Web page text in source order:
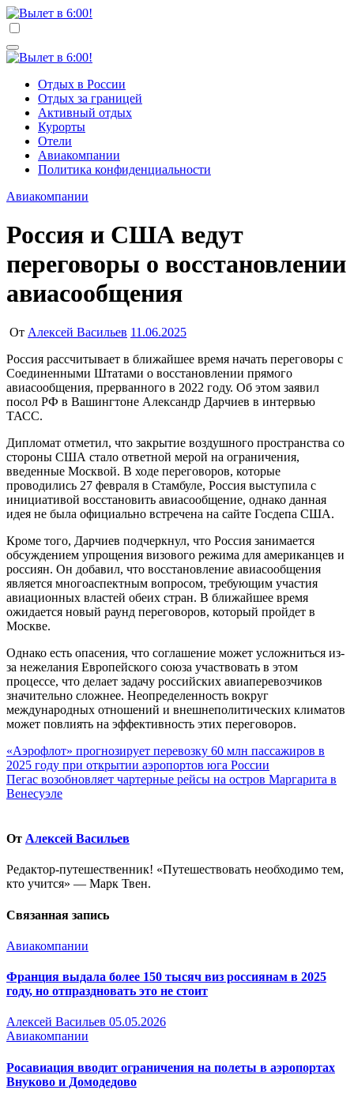
Перейти
к
Генеральный директор: Чернокоз Ольга Валерьевна
Учредитель ООО "Клуб регионов", ИНН 6685155934
Генеральный директор: Чернокоз Ольга Валерьевна
info@gosrf.ru +7 (495) 920-51-49
Отдых в России
Отдых за границей
Активный отдых
Курорты
Отели
Авиакомпании
Политика конфиденциальности
Авиакомпании
Россия и США ведут
переговоры о восстановлении
авиасообщения
От Алексей Васильев 11.06.2025
Россия рассчитывает в ближайшее время начать переговоры с
Соединенными Штатами о восстановлении прямого
авиасообщения, прерванного в 2022 году. Об этом заявил
посол РФ в Вашингтоне Александр Дарчиев в интервью
ТАСС.
Дипломат отметил, что закрытие воздушного пространства со
стороны США стало ответной мерой на ограничения,
введенные Москвой. В ходе переговоров, которые
проводились 27 февраля в Стамбуле, Россия выступила с
инициативой восстановить авиасообщение, однако данная
идея не была официально встречена на сайте Госдепа США.
Кроме того, Дарчиев подчеркнул, что Россия занимается
обсуждением упрощения визового режима для американцев и
россиян. Он добавил, что восстановление авиасообщения
является многоаспектным вопросом, требующим участия
авиационных властей обеих стран. В ближайшее время
ожидается новый раунд переговоров, который пройдет в
Москве.
Однако есть опасения, что соглашение может усложниться из-
за нежелания Европейского союза участвовать в этом
процессе, что делает задачу российских авиаперевозчиков
значительно сложнее. Неопределенность вокруг
международных отношений и внешнеполитических климатов
может повлиять на эффективность этих переговоров.
Навигация
по
записям
«Аэрофлот» прогнозирует перевозку 60 млн пассажиров в
2025 году при открытии аэропортов юга России
Пегас возобновляет чартерные рейсы на остров Маргарита в
Венесуэле
От Алексей Васильев
Редактор-путешественник! «Путешествовать необходимо тем,
кто учится» — Марк Твен.
Связанная запись
Авиакомпании
Франция выдала более 150 тысяч виз россиянам в 2025
году, но отпраздновать это не стоит
Алексей Васильев 05.05.2026
Авиакомпании
Росавиация вводит ограничения на полеты в аэропортах
Внуково и Домодедово